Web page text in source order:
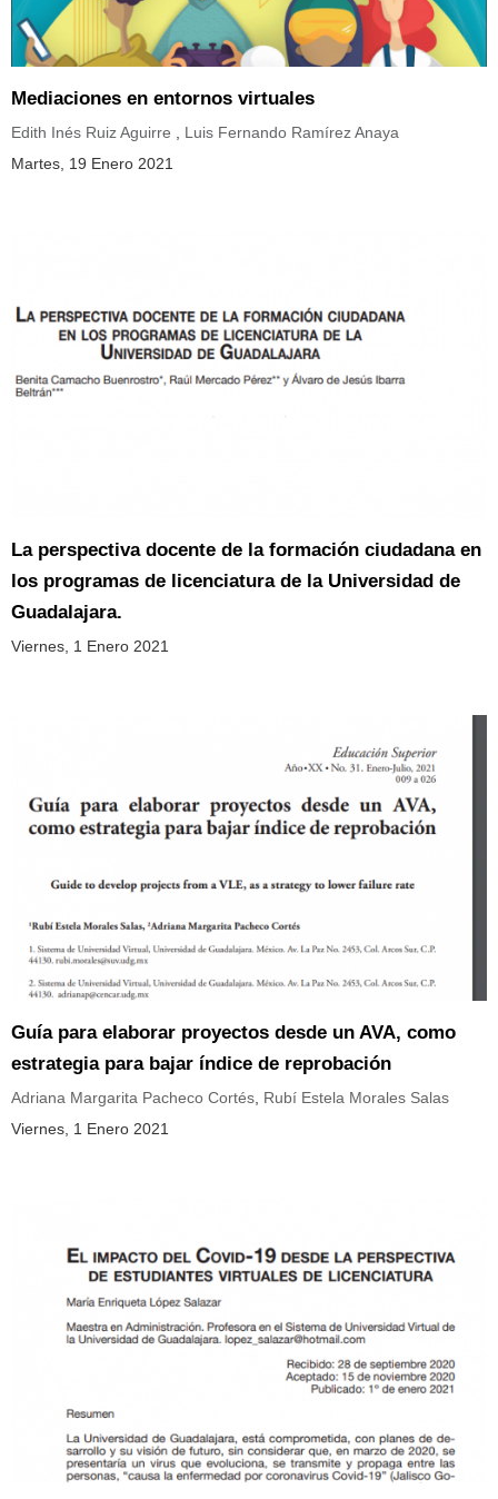
Mediaciones en entornos virtuales
Edith Inés Ruiz Aguirre
Luis Fernando Ramírez Anaya
Martes, 19 Enero 2021
La perspectiva docente de la formación ciudadana en
los programas de licenciatura de la Universidad de
Guadalajara.
Viernes, 1 Enero 2021
Guía para elaborar proyectos desde un AVA, como
estrategia para bajar índice de reprobación
Adriana Margarita Pacheco Cortés Rubí Estela Morales Salas
Viernes, 1 Enero 2021